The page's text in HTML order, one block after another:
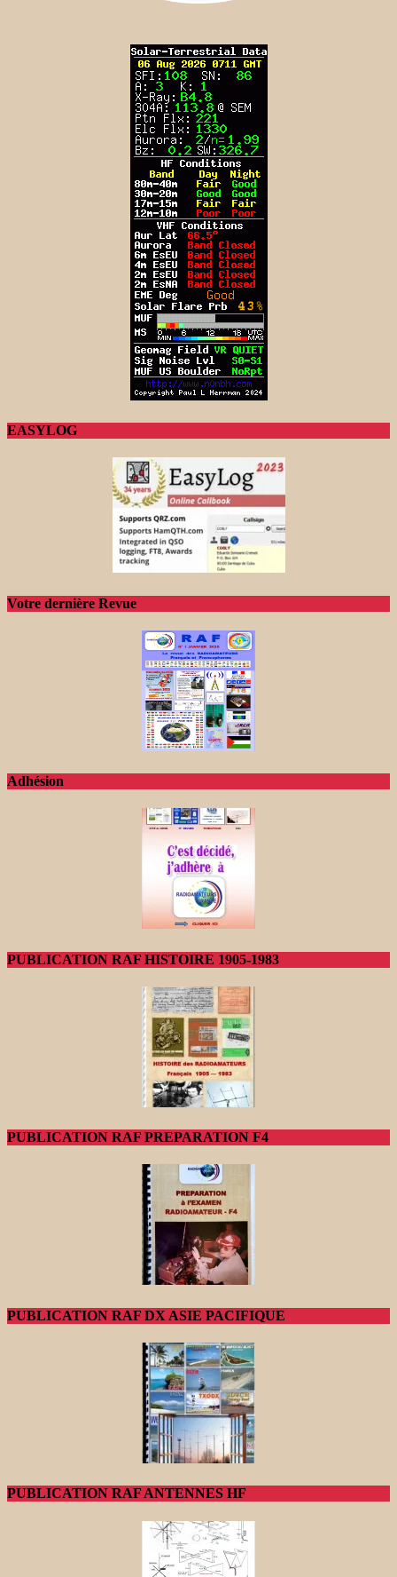
EASYLOG
Votre dernière Revue
Adhésion
PUBLICATION RAF HISTOIRE 1905-1983
PUBLICATION RAF PREPARATION F4
PUBLICATION RAF DX ASIE PACIFIQUE
PUBLICATION RAF ANTENNES HF